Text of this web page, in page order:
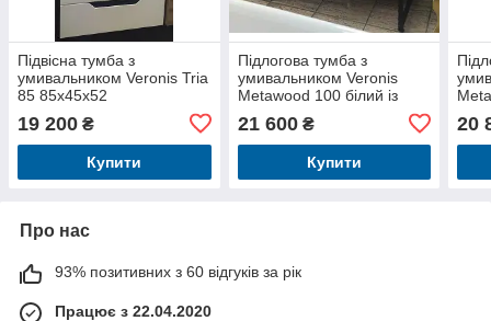
Підвісна тумба з
умивальником Veronis Tria
85 85х45х52
19 200 ₴
Купити
Підлогова тумба з
умивальником Veronis
Metawood 100 білий із
21 600₴
Купити
20
Про нас
93% позитивних з 60 відгуків за рік
Працює з 22.04.2020